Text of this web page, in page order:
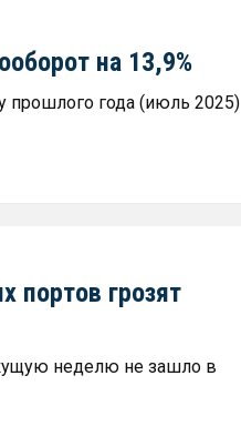
на 13,9%
прошлого года (июль 2025)
портов грозят
неделю не зашло в